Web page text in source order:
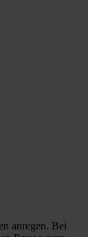
anregen. Bei